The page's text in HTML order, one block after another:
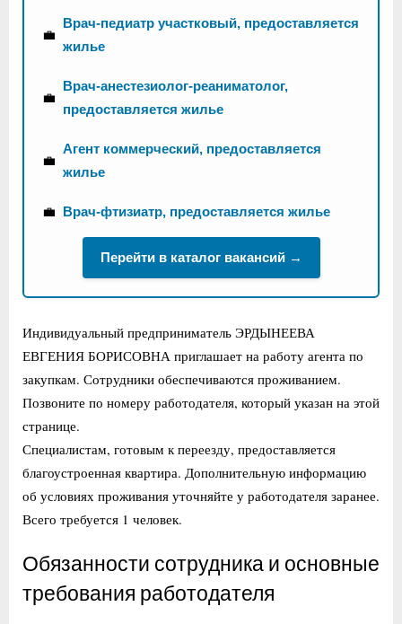
💼
Врач-педиатр участковый, предоставляется
жилье
💼
Врач-анестезиолог-реаниматолог,
предоставляется жилье
💼
Агент коммерческий, предоставляется
жилье
💼 Врач-фтизиатр, предоставляется жилье
Перейти в каталог вакансий →
Индивидуальный предприниматель ЭРДЫНЕЕВА
ЕВГЕНИЯ БОРИСОВНА приглашает на работу агента по
закупкам. Сотрудники обеспечиваются проживанием.
Позвоните по номеру работодателя, который указан на этой
странице.
Специалистам, готовым к переезду, предоставляется
благоустроенная квартира. Дополнительную информацию
об условиях проживания уточняйте у работодателя заранее.
Всего требуется 1 человек.
Обязанности сотрудника и основные
требования работодателя